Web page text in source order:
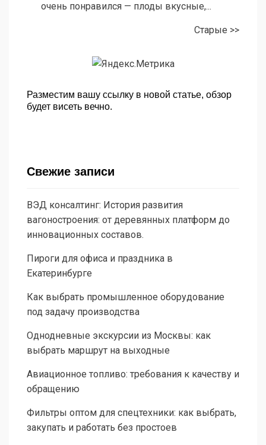
очень понравился — плоды вкусные,...
Старые >>
Разместим вашу ссылку в новой статье, обзор
будет висеть вечно.
Свежие записи
ВЭД консалтинг: История развития
вагоностроения: от деревянных платформ до
инновационных составов.
Пироги для офиса и праздника в
Екатеринбурге
Как выбрать промышленное оборудование
под задачу производства
Однодневные экскурсии из Москвы: как
выбрать маршрут на выходные
Авиационное топливо: требования к качеству и
обращению
Фильтры оптом для спецтехники: как выбрать,
закупать и работать без простоев